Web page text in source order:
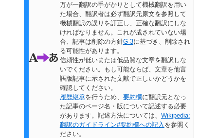
万が一翻訳の手がかりとして機械翻訳を用い
た場合、翻訳者は必ず翻訳元原文を参照して
機械翻訳の誤りを訂正し、正確な翻訳にしな
ければなりません。これが成されていない場
合、 記事は削除の方針G-3に基づき、削除され
る可能性があります。
信頼性が低いまたは低品質な文章を翻訳しな
いでください。もし可能ならば、文章を他言
語版記事に示された文献で正しいかどうかを
確認してください。
履歴継承を行うため、 要約欄に翻訳元となっ
た記事のページ名・版について記述する必要
があります。記述方法については、 Wikipedia:
翻訳のガイドライン#要約欄への記入 を参照く
ださい。